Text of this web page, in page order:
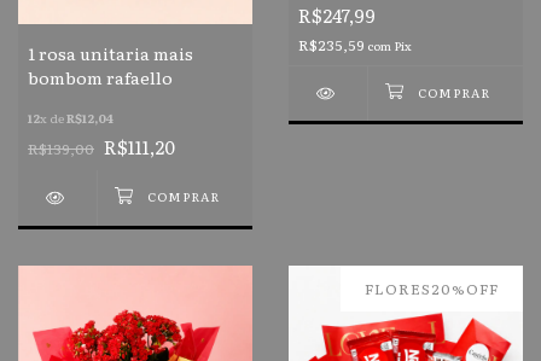
1 rosa unitaria mais
bombom rafaello
12x deR$12,04
R$139,00 R$111,20
R$247,99
R$235,59 com Pix
FLORES20%OFF